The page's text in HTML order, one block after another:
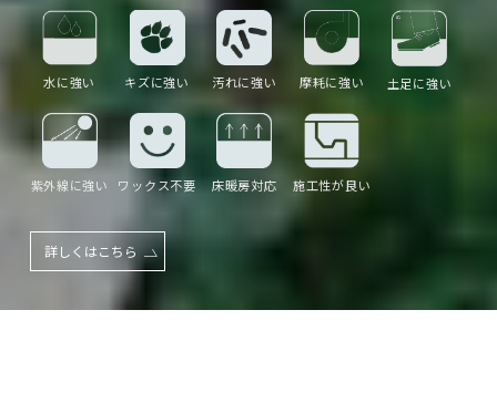
水に強い キズに強い 汚れに強い 摩耗に強い 土足に強い
紫外線に強い ワックス不要 床暖房対応 施工性が良い
詳しくはこちら
久性があるため、フロアコーティング（ワックス）は不要
です。メンテナンスフリーでランニングコストを削減でき
ます。
デザイン性においてもペルゴLVTフロアは、精巧な印刷デザ
インと幅広で長いので空間を広く見せることができます。
またチタンVを採用することで、つやを抑えた自然な風合い
を実現しました。
詳しくはこちら